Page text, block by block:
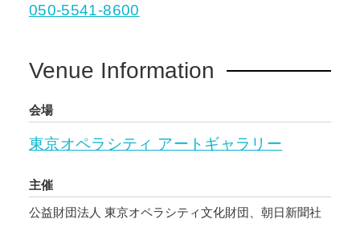
050-5541-8600
Venue Information
会場
東京オペラシティ アートギャラリー
主催
公益財団法人 東京オペラシティ文化財団、朝日新聞社